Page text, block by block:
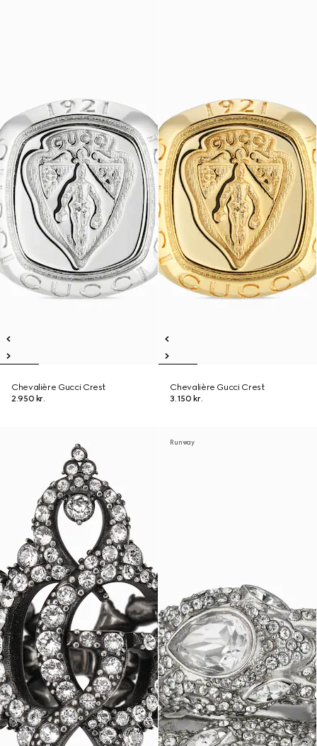
Chevalière Gucci Crest
2.950 kr.
Chevalière Gucci Crest
3.150 kr.
Runway